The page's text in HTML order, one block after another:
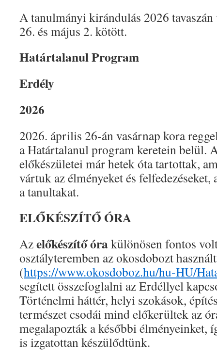
A tanulmányi kirándulás 2026
26. és május 2. kötött.
Határtalanul Program
Erdély
2026
2026. április 26-án vasárnap kora
a Határtalanul program keretein belül.
előkészületei már hetek óta tartottak,
vártuk az élményeket és
a tanultakat.
ELŐKÉSZÍTŐ ÓRA
Azelőkészítő órakülönösen fontos
osztályteremben az okosdobozt
(https://www.okosdoboz.hu/hu-HU/
segített összefoglalni az Erdéllyel
Történelmi háttér, helyi szokások,
természet csodái mind előkerültek az
megalapozták a későbbi élményeinket,
is izgatottan készülődtünk.